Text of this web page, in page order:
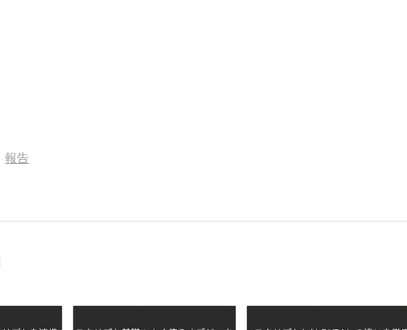
報告